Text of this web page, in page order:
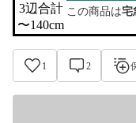
3辺合計
〜140cm
この商品は宅
1 2